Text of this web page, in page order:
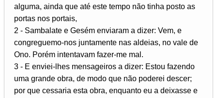
alguma, ainda que até este tempo não tinha posto as
portas nos portais,
2 - Sambalate e Gesém enviaram a dizer: Vem, e
congreguemo-nos juntamente nas aldeias, no vale de
Ono. Porém intentavam fazer-me mal.
3 - E enviei-lhes mensageiros a dizer: Estou fazendo
uma grande obra, de modo que não poderei descer;
por que cessaria esta obra, enquanto eu a deixasse e